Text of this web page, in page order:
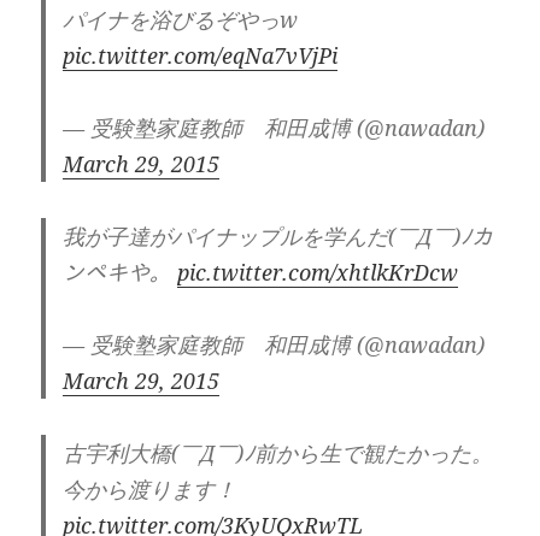
パイナを浴びるぞやっw
pic.twitter.com/eqNa7vVjPi
— 受験塾家庭教師 和田成博 (@nawadan)
March 29, 2015
我が子達がパイナップルを学んだ(￣Д￣)ﾉカ
ンペキや。pic.twitter.com/xhtlkKrDcw
— 受験塾家庭教師 和田成博 (@nawadan)
March 29, 2015
古宇利大橋(￣Д￣)ﾉ前から生で観たかった。
今から渡ります！
pic.twitter.com/3KyUQxRwTL